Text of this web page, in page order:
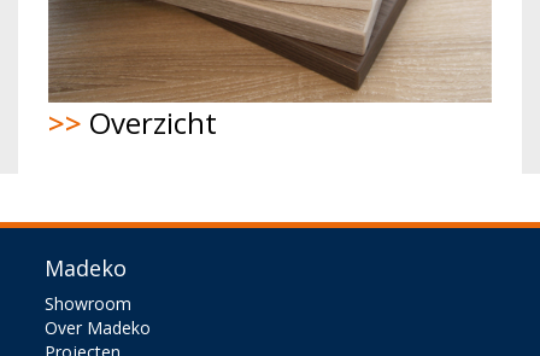
>> Overzicht
Madeko
Showroom
Over Madeko
Projecten